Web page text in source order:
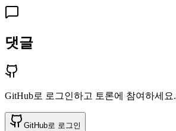
댓글
GitHub로 로그인하고 토론에 참여하세요.
GitHub로 로그인